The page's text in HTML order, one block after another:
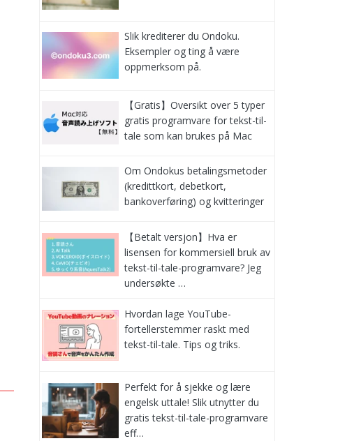
Slik krediterer du Ondoku.
Eksempler og ting å være
oppmerksom på.
【Gratis】Oversikt over 5 typer
gratis programvare for tekst-til-
tale som kan brukes på Mac
Om Ondokus betalingsmetoder
(kredittkort, debetkort,
bankoverføring) og kvitteringer
【Betalt versjon】Hva er
lisensen for kommersiell bruk av
tekst-til-tale-programvare? Jeg
undersøkte …
Hvordan lage YouTube-
fortellerstemmer raskt med
tekst-til-tale. Tips og triks.
Perfekt for å sjekke og lære
engelsk uttale! Slik utnytter du
gratis tekst-til-tale-programvare
eff…